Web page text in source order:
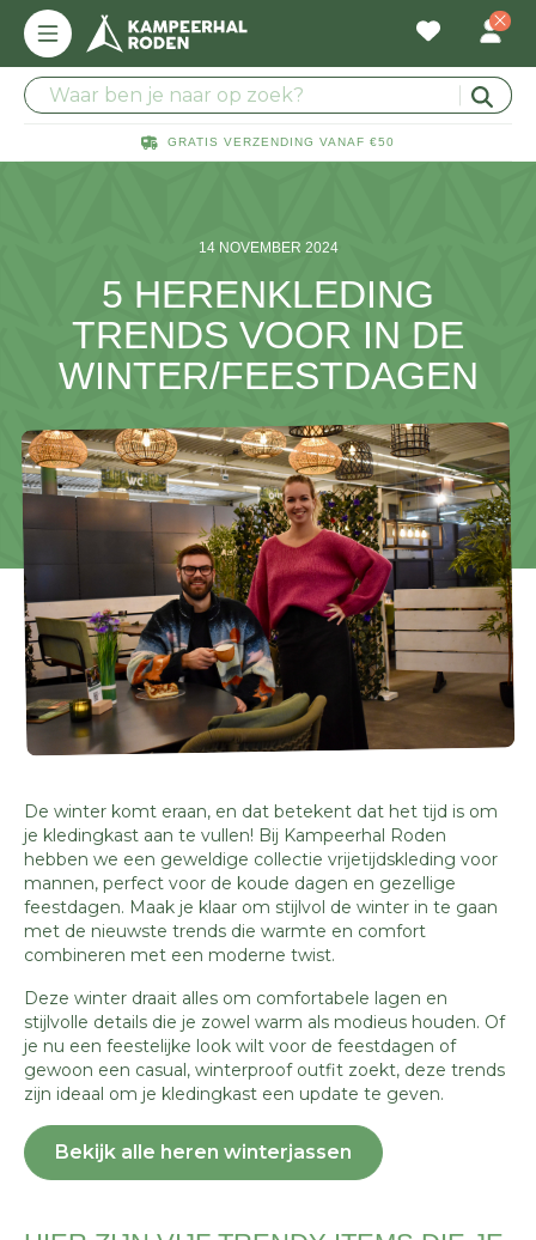
GRATIS VERZENDING VANAF €50
14 NOVEMBER 2024
5 HERENKLEDING
TRENDS VOOR IN DE
WINTER/FEESTDAGEN
De winter komt eraan, en dat betekent dat het tijd is om
je kledingkast aan te vullen! Bij Kampeerhal Roden
hebben we een geweldige collectie vrijetijdskleding voor
mannen, perfect voor de koude dagen en gezellige
feestdagen. Maak je klaar om stijlvol de winter in te gaan
met de nieuwste trends die warmte en comfort
combineren met een moderne twist.
Deze winter draait alles om comfortabele lagen en
stijlvolle details die je zowel warm als modieus houden. Of
je nu een feestelijke look wilt voor de feestdagen of
gewoon een casual, winterproof outfit zoekt, deze trends
zijn ideaal om je kledingkast een update te geven.
Bekijk alle heren winterjassen